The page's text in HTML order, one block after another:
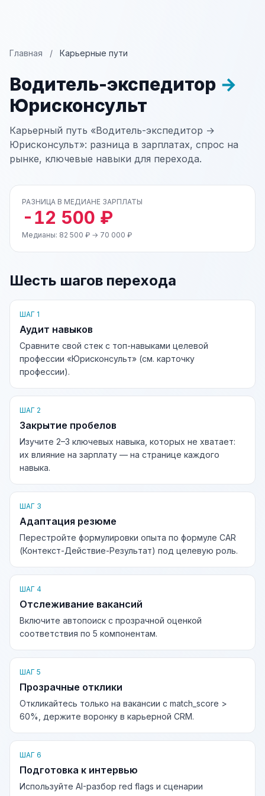
Главная / Карьерные пути
Водитель-экспедитор →
Юрисконсульт
Карьерный путь «Водитель-экспедитор →
Юрисконсульт»: разница в зарплатах, спрос на
рынке, ключевые навыки для перехода.
РАЗНИЦА В МЕДИАНЕ ЗАРПЛАТЫ
-12 500 ₽
Медианы: 82 500 ₽ → 70 000 ₽
Шесть шагов перехода
ШАГ 1
Аудит навыков
Сравните свой стек с топ-навыками целевой
профессии «Юрисконсульт» (см. карточку
профессии).
ШАГ 2
Закрытие пробелов
Изучите 2–3 ключевых навыка, которых не хватает:
их влияние на зарплату — на странице каждого
навыка.
ШАГ 3
Адаптация резюме
Перестройте формулировки опыта по формуле CAR
(Контекст-Действие-Результат) под целевую роль.
ШАГ 4
Отслеживание вакансий
Включите автопоиск с прозрачной оценкой
соответствия по 5 компонентам.
ШАГ 5
Прозрачные отклики
Откликайтесь только на вакансии с match_score >
60%, держите воронку в карьерной CRM.
ШАГ 6
Подготовка к интервью
Используйте AI-разбор red flags и сценарии